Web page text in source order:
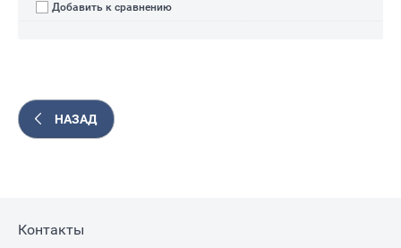
Добавить к сравнению
НАЗАД
Контакты